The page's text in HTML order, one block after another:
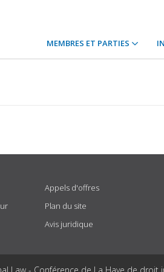
MEMBRES ET PARTIES
Appels d'offres
Plan du site
Avis juridique